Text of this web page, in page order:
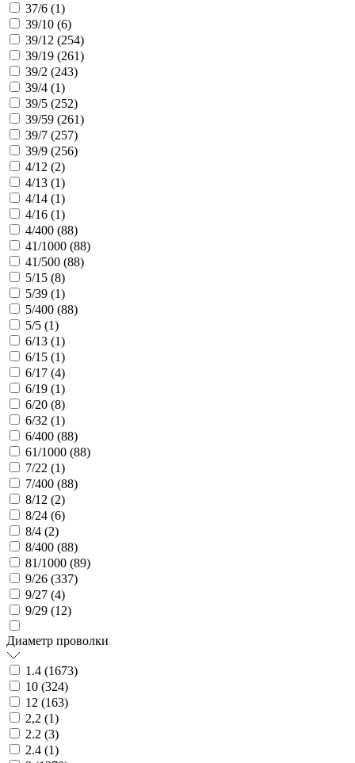
37/6 (1)
39/10 (6)
39/12 (254)
39/19 (261)
39/2 (243)
39/4 (1)
39/5 (252)
39/59 (261)
39/7 (257)
39/9 (256)
4/12 (2)
4/13 (1)
4/14 (1)
4/16 (1)
4/400 (88)
41/1000 (88)
41/500 (88)
5/15 (8)
5/39 (1)
5/400 (88)
5/5 (1)
6/13 (1)
6/15 (1)
6/17 (4)
6/19 (1)
6/20 (8)
6/32 (1)
6/400 (88)
61/1000 (88)
7/22 (1)
7/400 (88)
8/12 (2)
8/24 (6)
8/4 (2)
8/400 (88)
81/1000 (89)
9/26 (337)
9/27 (4)
9/29 (12)
Диаметр проволки
1.4 (1673)
10 (324)
12 (163)
2,2 (1)
2.2 (3)
2.4 (1)